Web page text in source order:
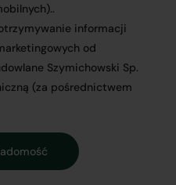
informacji
od
Szymichowski Sp.
(za pośrednictwem